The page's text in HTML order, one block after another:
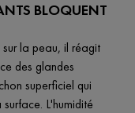
BLOQUENT
sur la peau, il réagit
des glandes
superficiel qui
L'humidité